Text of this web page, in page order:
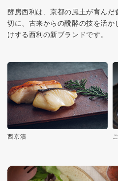
酵房西利は、京都の風土が育んだ
切に、古来からの醗酵の技を活か
けする西利の新ブランドです。
西京漬